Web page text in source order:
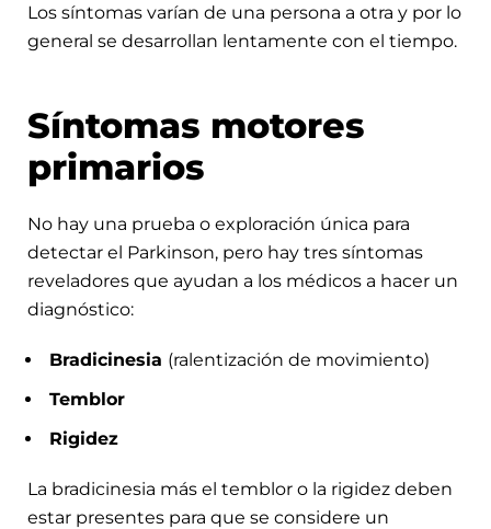
Los síntomas varían de una persona a otra y por lo
general se desarrollan lentamente con el tiempo.
Síntomas motores
primarios
No hay una prueba o exploración única para
detectar el Parkinson, pero hay tres síntomas
reveladores que ayudan a los médicos a hacer un
diagnóstico:
Bradicinesia (ralentización de movimiento)
Temblor
Rigidez
La bradicinesia más el temblor o la rigidez deben
estar presentes para que se considere un